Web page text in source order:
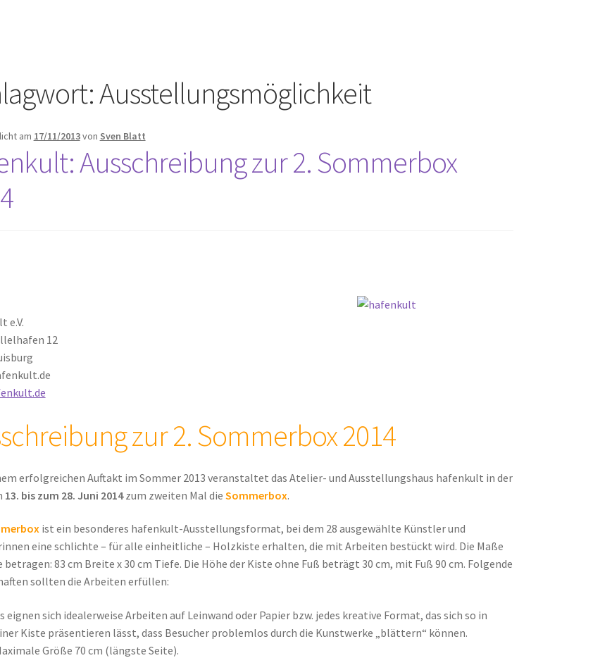
Ausstellungsmöglichkeit
am 17/11/2013von Sven Blatt
Ausschreibung zur 2. Sommerbox
e.V.
12
zur 2. Sommerbox 2014
erfolgreichen Auftakt im Sommer 2013 veranstaltet das Atelier- und Ausstellungshaus hafenkult in der
13. bis zum 28. Juni 2014zum zweiten Mal die Sommerbox.
ist ein besonderes hafenkult-Ausstellungsformat, bei dem 28 ausgewählte Künstler und
eine schlichte – für alle einheitliche – Holzkiste erhalten, die mit Arbeiten bestückt wird. Die Maße
betragen: 83 cm Breite x 30 cm Tiefe. Die Höhe der Kiste ohne Fuß beträgt 30 cm, mit Fuß 90 cm. Folgende
sollten die Arbeiten erfüllen:
eignen sich idealerweise Arbeiten auf Leinwand oder Papier bzw. jedes kreative Format, das sich so in
Kiste präsentieren lässt, dass Besucher problemlos durch die Kunstwerke „blättern“ können.
Größe 70 cm (längste Seite).